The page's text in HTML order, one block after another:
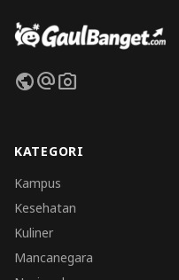
publicalternate_emailphoto_camera
KATEGORI
Kampus
Kesehatan
Kuliner
Mancanegara